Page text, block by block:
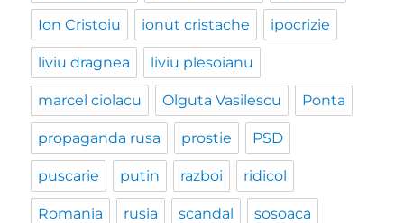
Ion Cristoiu ionut cristache ipocrizie
liviu dragnea liviu plesoianu
marcel ciolacu Olguta Vasilescu Ponta
propaganda rusa prostie PSD
puscarie putin razboi ridicol
Romania rusia scandal sosoaca